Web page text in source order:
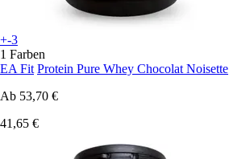
+-3
1 Farben
EA Fit Protein Pure Whey Chocolat Noisette
Ab 53,70 €
41,65 €